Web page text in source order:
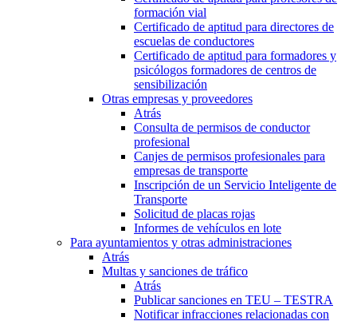
formación vial
Certificado de aptitud para directores de
escuelas de conductores
Certificado de aptitud para formadores y
psicólogos formadores de centros de
sensibilización
Otras empresas y proveedores
Atrás
Consulta de permisos de conductor
profesional
Canjes de permisos profesionales para
empresas de transporte
Inscripción de un Servicio Inteligente de
Transporte
Solicitud de placas rojas
Informes de vehículos en lote
Para ayuntamientos y otras administraciones
Atrás
Multas y sanciones de tráfico
Atrás
Publicar sanciones en TEU – TESTRA
Notificar infracciones relacionadas con